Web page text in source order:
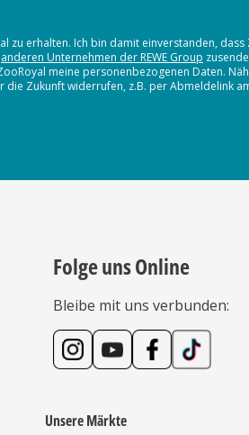
zu erhalten. Ich bin damit einverstanden, dass
anderen Unternehmen der REWE Group
meine personenbezogenen Daten.
Zukunft widerrufen, z.B. per Abmeldelink
Folge uns Online
Bleibe mit uns verbunden:
Unsere Märkte